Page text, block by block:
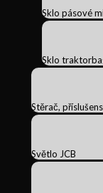
Sklo pásové
Sklo
Stěrač,
Světlo JCB